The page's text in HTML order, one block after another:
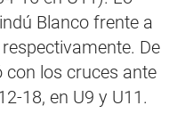
Blanco frente a
De
con los cruces ante
18, en U9 y U11.